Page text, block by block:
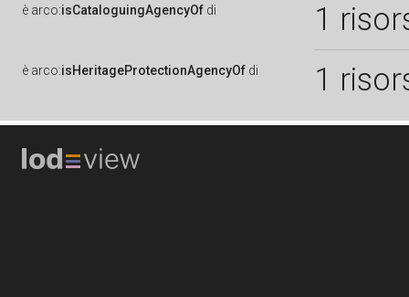
è arco:isCataloguingAgencyOf di 1
è arco:isHeritageProtectionAgencyOf di 1